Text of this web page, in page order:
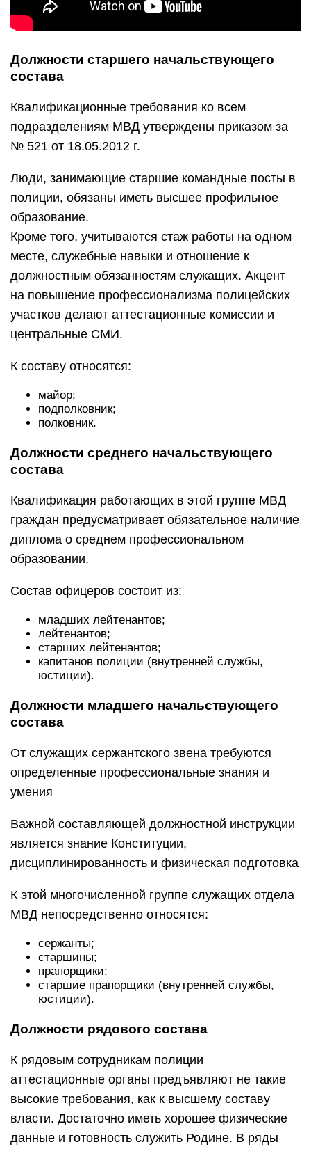
Должности старшего начальствующего
состава
Квалификационные требования ко всем
подразделениям МВД утверждены приказом за
№ 521 от 18.05.2012 г.
Люди, занимающие старшие командные посты в
полиции, обязаны иметь высшее профильное
образование.
Кроме того, учитываются стаж работы на одном
месте, служебные навыки и отношение к
должностным обязанностям служащих. Акцент
на повышение профессионализма полицейских
участков делают аттестационные комиссии и
центральные СМИ.
К составу относятся:
майор;
подполковник;
полковник.
Должности среднего начальствующего
состава
Квалификация работающих в этой группе МВД
граждан предусматривает обязательное наличие
диплома о среднем профессиональном
образовании.
Состав офицеров состоит из:
младших лейтенантов;
лейтенантов;
старших лейтенантов;
капитанов полиции (внутренней службы,
юстиции).
Должности младшего начальствующего
состава
От служащих сержантского звена требуются
определенные профессиональные знания и
умения
Важной составляющей должностной инструкции
является знание Конституции,
дисциплинированность и физическая подготовка
К этой многочисленной группе служащих отдела
МВД непосредственно относятся:
сержанты;
старшины;
прапорщики;
старшие прапорщики (внутренней службы,
юстиции).
Должности рядового состава
К рядовым сотрудникам полиции
аттестационные органы предъявляют не такие
высокие требования, как к высшему составу
власти. Достаточно иметь хорошее физические
данные и готовность служить Родине. В ряды